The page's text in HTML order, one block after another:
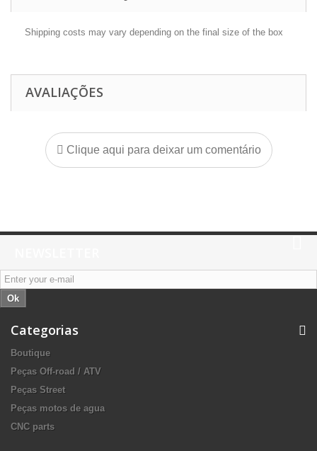
Shipping costs may vary depending on the final size of the box
AVALIAÇÕES
Clique aqui para deixar um comentário
Ok
Categorias
Boutique
Peças Off-road / ATV
Peças Street
Peças motos de agua
CNC parts